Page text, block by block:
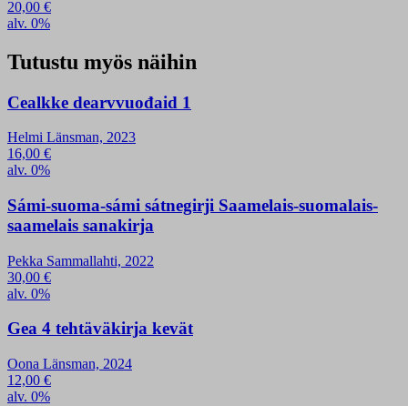
20,00 €
alv. 0%
Tutustu myös näihin
Cealkke dearvvuođaid 1
Helmi Länsman, 2023
16,00 €
alv. 0%
Sámi-suoma-sámi sátnegirji Saamelais-suomalais-
saamelais sanakirja
Pekka Sammallahti, 2022
30,00 €
alv. 0%
Gea 4 tehtäväkirja kevät
Oona Länsman, 2024
12,00 €
alv. 0%